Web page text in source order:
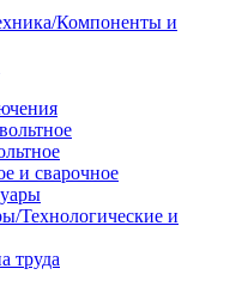
Компоненты и
и сварочное
Технологические и
труда